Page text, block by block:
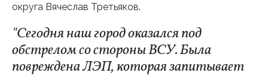
округа Вячеслав Третьяков.
"Сегодня наш город оказался под
обстрелом со стороны ВСУ. Была
повреждена ЛЭП, которая запитывает